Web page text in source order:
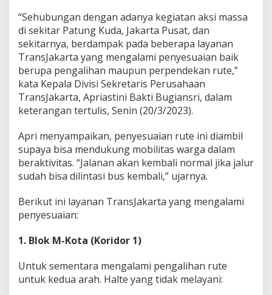
T
a
n
s
J
I
m
b
a
A
d
a
D
e
o
a
u
n
“Sehubungan dengan adanya kegiatan aksi massa
di sekitar Patung Kuda, Jakarta Pusat, dan
sekitarnya, berdampak pada beberapa layanan
TransJakarta yang mengalami penyesuaian baik
berupa pengalihan maupun perpendekan rute,”
kata Kepala Divisi Sekretaris Perusahaan
TransJakarta, Apriastini Bakti Bugiansri, dalam
keterangan tertulis, Senin (20/3/2023).
Apri menyampaikan, penyesuaian rute ini diambil
supaya bisa mendukung mobilitas warga dalam
beraktivitas. “Jalanan akan kembali normal jika jalur
sudah bisa dilintasi bus kembali,” ujarnya.
Berikut ini layanan TransJakarta yang mengalami
penyesuaian:
1. Blok M-Kota (Koridor 1)
Untuk sementara mengalami pengalihan rute
untuk kedua arah. Halte yang tidak melayani: